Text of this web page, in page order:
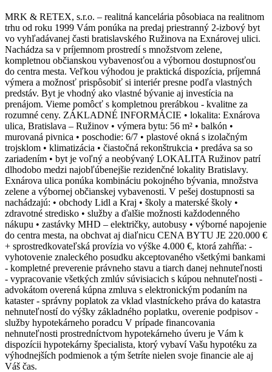
MRK & RETEX, s.r.o. – realitná kancelária pôsobiaca na realitnom
trhu od roku 1999 Vám ponúka na predaj priestranný 2-izbový byt
vo vyhľadávanej časti bratislavského Ružinova na Exnárovej ulici.
Nachádza sa v príjemnom prostredí s množstvom zelene,
kompletnou občianskou vybavenosťou a výbornou dostupnosťou
do centra mesta. Veľkou výhodou je praktická dispozícia, príjemná
výmera a možnosť prispôsobiť si interiér presne podľa vlastných
predstáv. Byt je vhodný ako vlastné bývanie aj investícia na
prenájom. Vieme pomôcť s kompletnou prerábkou - kvalitne za
rozumné ceny. ZÁKLADNÉ INFORMÁCIE • lokalita: Exnárova
ulica, Bratislava – Ružinov • výmera bytu: 56 m² • balkón •
murovaná pivnica • poschodie: 6/7 • plastové okná s izolačným
trojsklom • klimatizácia • čiastočná rekonštrukcia • predáva sa so
zariadením • byt je voľný a neobývaný LOKALITA Ružinov patrí
dlhodobo medzi najobľúbenejšie rezidenčné lokality Bratislavy.
Exnárova ulica ponúka kombináciu pokojného bývania, množstva
zelene a výbornej občianskej vybavenosti. V pešej dostupnosti sa
nachádzajú: • obchody Lidl a Kraj • školy a materské školy •
zdravotné stredisko • služby a ďalšie možnosti každodenného
nákupu • zastávky MHD – električky, autobusy • výborné napojenie
do centra mesta, na obchvat aj diaľnicu CENA BYTU JE 220.000 €
+ sprostredkovateľská provízia vo výške 4.000 €, ktorá zahŕňa: -
vyhotovenie znaleckého posudku akceptovaného všetkými bankami
- kompletné preverenie právneho stavu a tiarch danej nehnuteľnosti
- vypracovanie všetkých zmlúv súvisiacich s kúpou nehnuteľnosti -
advokátom overená kúpna zmluva s elektronickým podaním na
kataster - správny poplatok za vklad vlastníckeho práva do katastra
nehnuteľností do výšky základného poplatku, overenie podpisov -
služby hypotekárneho poradcu V prípade financovania
nehnuteľnosti prostredníctvom hypotekárneho úveru je Vám k
dispozícii hypotekárny špecialista, ktorý vybaví Vašu hypotéku za
výhodnejších podmienok a tým šetríte nielen svoje financie ale aj
Váš čas.